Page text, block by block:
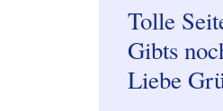
Tolle
Gibts
Liebe